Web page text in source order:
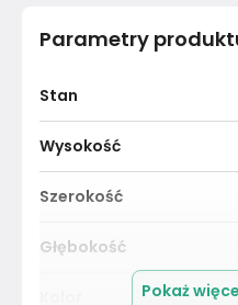
Parametry
Stan
Wysokość
Szerokość
Głębokość
Pokaż